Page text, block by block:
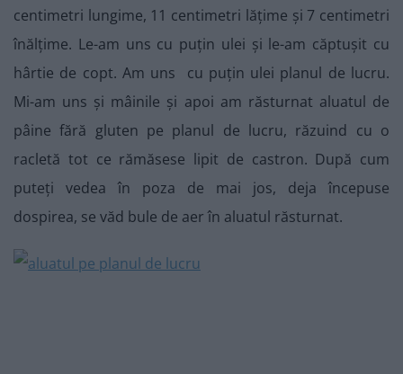
centimetri lungime, 11 centimetri lățime și 7 centimetri
înălțime. Le-am uns cu puțin ulei și le-am căptușit cu
hârtie de copt. Am uns cu puțin ulei planul de lucru.
Mi-am uns și mâinile și apoi am răsturnat aluatul de
pâine fără gluten pe planul de lucru, răzuind cu o
racletă tot ce rămăsese lipit de castron. După cum
puteți vedea în poza de mai jos, deja începuse
dospirea, se văd bule de aer în aluatul răsturnat.